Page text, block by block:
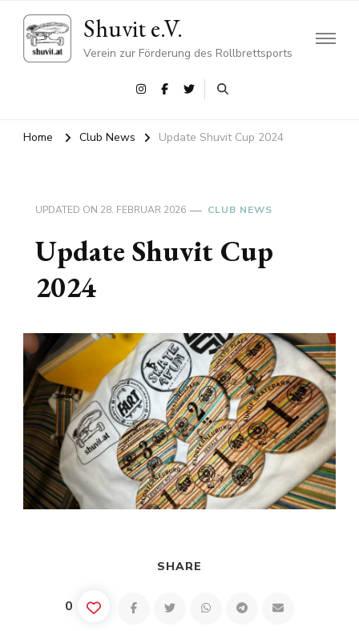
Shuvit e.V.
Verein zur Förderung des Rollbrettsports
Home Club News Update Shuvit Cup 2024
UPDATED ON 28. FEBRUAR 2026 CLUB NEWS
Update Shuvit Cup
2024
SHARE
0